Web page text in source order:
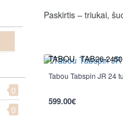
0
0
Paskirtis – triukai,
TABOU TAB26-2450
Tabou Tabspin JR 24
599.00€